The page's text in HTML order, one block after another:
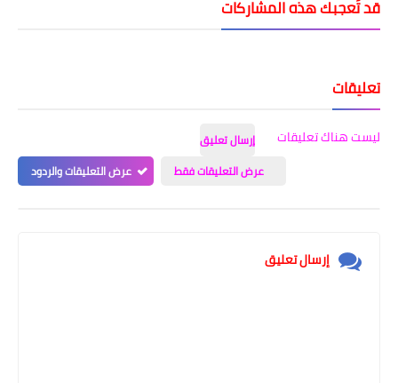
قد تُعجبك هذه المشاركات
تعليقات
ليست هناك تعليقات
إرسال تعليق
عرض التعليقات فقط
عرض التعليقات والردود
إرسال تعليق